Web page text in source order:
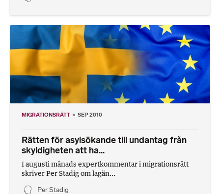
MIGRATIONSRÄTT SEP 2010
Rätten för asylsökande till undantag från
skyldigheten att ha...
I augusti månads expertkommentar i migrationsrätt
skriver Per Stadig om lagän...
Per Stadig